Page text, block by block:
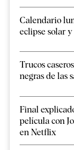
Calendario
eclipse solar
Trucos
negras de las
Final
película con
en Netflix